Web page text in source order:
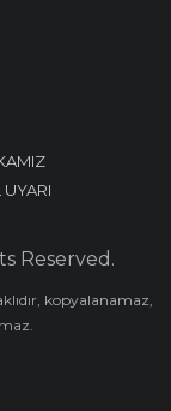
UYARI
Reserved.
kopyalanamaz,